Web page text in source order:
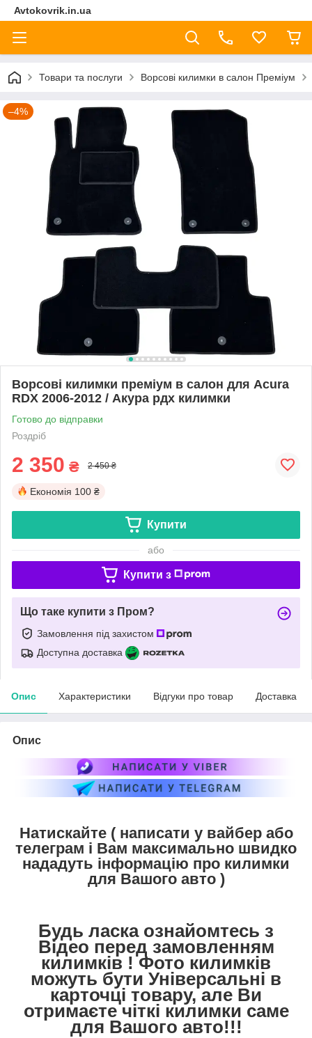
Avtokovrik.in.ua
Товари та послуги Ворсові килимки в салон Преміум
–4%
Ворсові килимки преміум в салон для Acura
RDX 2006-2012 / Акура рдх килимки
Готово до відправки
Роздріб
2 350 ₴ 2 450 ₴
Економія 100 ₴
Купити
або
Купити з
Що таке купити з Пром?
Замовлення під захистом
Доступна доставка
Опис Характеристики Відгуки про товар Доставка
Опис
Натискайте ( написати у вайбер або
телеграм і Вам максимально швидко
нададуть інформацію про килимки
для Вашого авто )
Будь ласка ознайомтесь з
Відео перед замовленням
килимків ! Фото килимків
можуть бути Універсальні в
карточці товару, але Ви
отримаєте чіткі килимки саме
для Вашого авто!!!